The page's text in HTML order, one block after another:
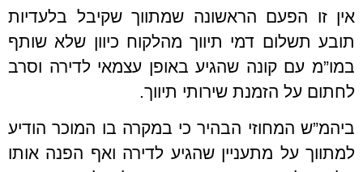
אין זו הפעם הראשונה שמתווך שקיבל בלעדיות
תובע תשלום דמי תיווך מהלקוח כיוון שלא שותף
במו”מ עם קונה שהגיע באופן עצמאי לדירה וסרב
לחתום על הזמנת שירותי תיווך.
ביהמ”ש המחוזי הבהיר כי במקרה בו המוכר הודיע
למתווך על מתעניין שהגיע לדירה ואף הפנה אותו